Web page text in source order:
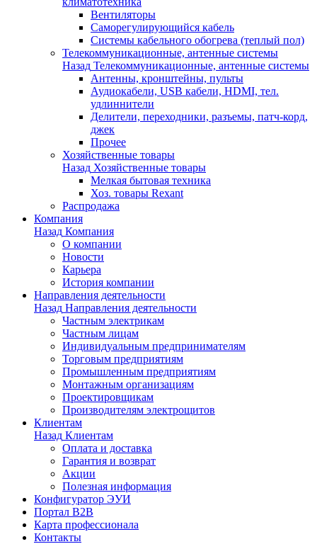
Вентиляторы
Саморегулирующийся кабель
Системы кабельного обогрева (теплый пол)
Телекоммуникационные, антенные системы
Назад Телекоммуникационные, антенные системы
Антенны, кронштейны, пульты
Аудиокабели, USB кабели, HDMI, тел.
удлиннители
Делители, переходники, разъемы, патч-корд,
джек
Прочее
Хозяйственные товары
Назад Хозяйственные товары
Мелкая бытовая техника
Хоз. товары Rexant
Распродажа
Компания
Назад Компания
О компании
Новости
Карьера
История компании
Направления деятельности
Назад Направления деятельности
Частным электрикам
Частным лицам
Индивидуальным предпринимателям
Торговым предприятиям
Промышленным предприятиям
Монтажным организациям
Проектировщикам
Производителям электрощитов
Клиентам
Назад Клиентам
Оплата и доставка
Гарантия и возврат
Акции
Полезная информация
Конфигуратор ЭУИ
Портал B2B
Карта профессионала
Контакты